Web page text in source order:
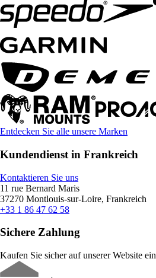
Entdecken Sie alle unsere Marken
Kundendienst in Frankreich
Kontaktieren Sie uns
11 rue Bernard Maris
37270 Montlouis-sur-Loire, Frankreich
+33 1 86 47 62 58
Sichere Zahlung
Kaufen Sie sicher auf unserer Website ein